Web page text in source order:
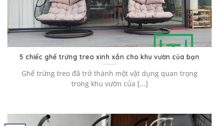
5 chiếc ghế trứng treo xinh xắn cho khu vườn của bạn
Ghế trứng treo đã trở thành một vật dụng quan trọng
trong khu vườn của [...]